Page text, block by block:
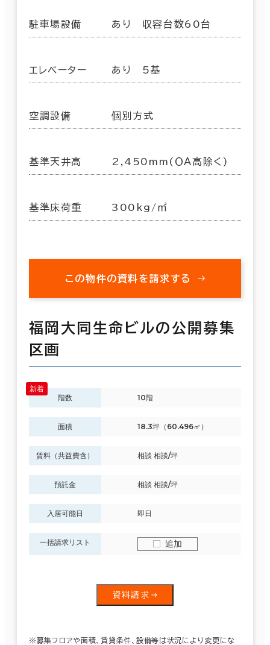
駐車場設備 あり 収容台数60台
エレベーター あり 5基
空調設備 個別方式
基準天井高 2,450mm(ＯＡ高除く)
基準床荷重 300kg/㎡
この物件の資料を請求する
福岡大同生命ビルの公開募集
区画
階数 10階
面積 18.3坪（60.496㎡）
賃料（共益費含） 相談 相談/坪
預託金 相談 相談/坪
入居可能日 即日
一括請求リスト 追加
資料請求
※募集フロアや面積、賃貸条件、設備等は状況により変更にな